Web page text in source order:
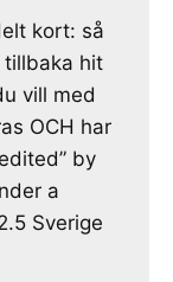
kort: så
tillbaka hit
vill med
OCH har
by
a
Sverige